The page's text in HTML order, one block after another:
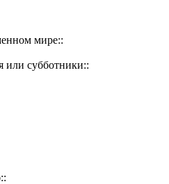
мире::
или субботники::